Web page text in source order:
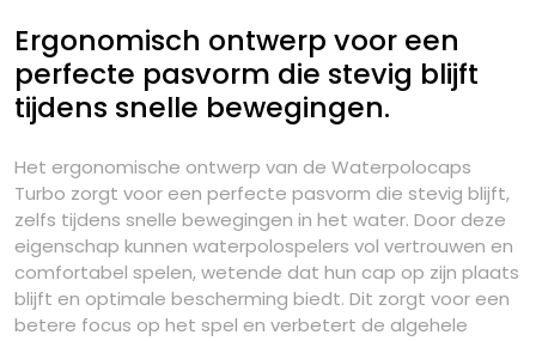
Ergonomisch ontwerp voor een
perfecte pasvorm die stevig blijft
tijdens snelle bewegingen.
Het ergonomische ontwerp van de Waterpolocaps
Turbo zorgt voor een perfecte pasvorm die stevig blijft,
zelfs tijdens snelle bewegingen in het water. Door deze
eigenschap kunnen waterpolospelers vol vertrouwen en
comfortabel spelen, wetende dat hun cap op zijn plaats
blijft en optimale bescherming biedt. Dit zorgt voor een
betere focus op het spel en verbetert de algehele